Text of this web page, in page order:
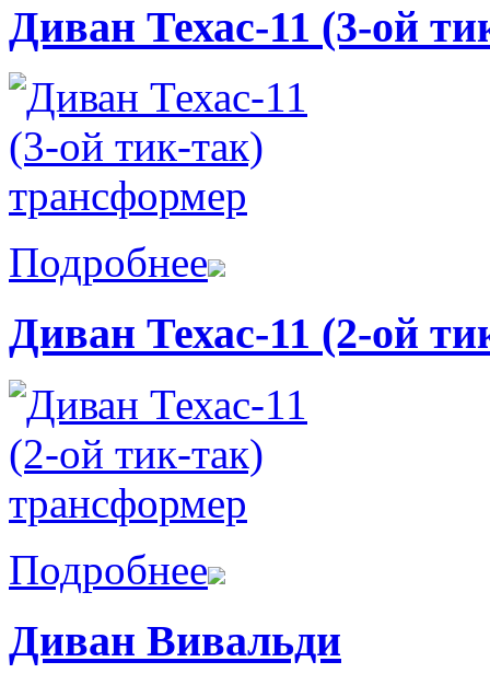
Диван Техас-11 (3-ой
Подробнее
Диван Техас-11 (2-ой
Подробнее
Диван Вивальди